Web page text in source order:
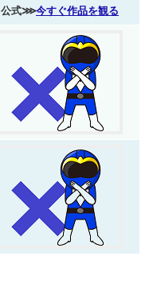
公式⋙今すぐ作品を観る